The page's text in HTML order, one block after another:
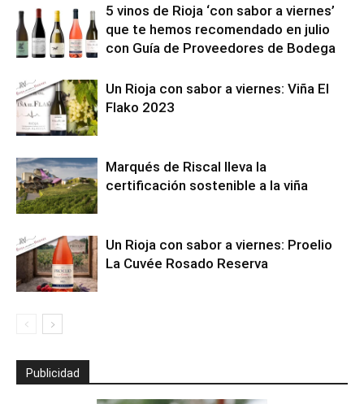
5 vinos de Rioja ‘con sabor a viernes’
que te hemos recomendado en julio
con Guía de Proveedores de Bodega
Un Rioja con sabor a viernes: Viña El
Flako 2023
Marqués de Riscal lleva la
certificación sostenible a la viña
Un Rioja con sabor a viernes: Proelio
La Cuvée Rosado Reserva
Publicidad